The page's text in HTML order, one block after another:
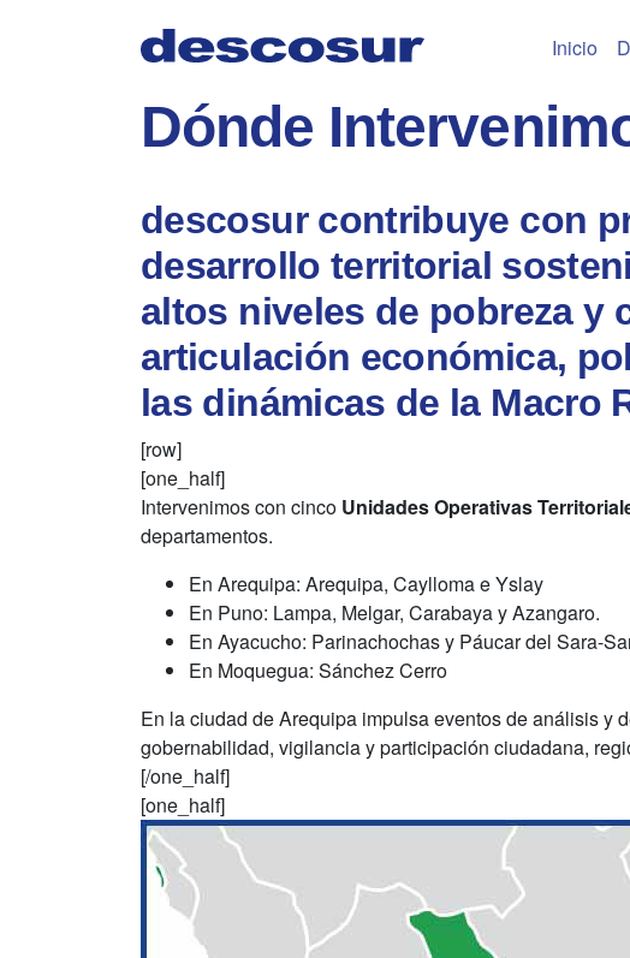
Inicio
Dónde
descosur contribuye con
desarrollo territorial
altos niveles de pobreza y
articulación económica,
las dinámicas de la Macro
[row]
[one_half]
Intervenimos con cinco Unidades Operativas
departamentos.
En Arequipa: Arequipa, Caylloma e Yslay
En Puno: Lampa, Melgar, Carabaya y Azangaro.
En Ayacucho: Parinachochas y Páucar del Sara-
En Moquegua: Sánchez Cerro
En la ciudad de Arequipa impulsa eventos de análisis y
gobernabilidad, vigilancia y participación ciudadana,
[/one_half]
[one_half]